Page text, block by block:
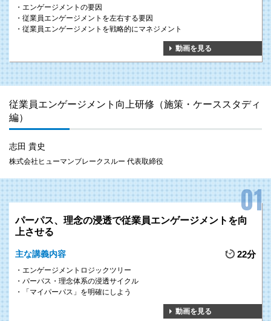
エンゲージメントの要因
従業員エンゲージメントを左右する要因
従業員エンゲージメントを戦略的にマネジメント
動画を見る
従業員エンゲージメント向上研修（施策・ケーススタディ
編）
志田 貴史
株式会社ヒューマンブレークスルー 代表取締役
パーパス、理念の浸透で従業員エンゲージメントを向
上させる
主な講義内容 22分
エンゲージメントロジックツリー
パーパス・理念体系の浸透サイクル
「マイパーパス」を明確にしよう
動画を見る